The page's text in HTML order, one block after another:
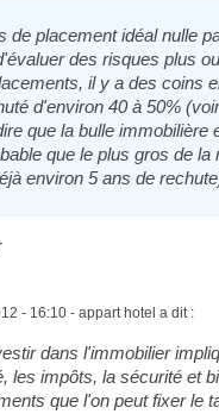
de placement idéal nulle
des risques plus
il y a des coins
d'environ 40 à 50%
que la bulle immobilière
que le plus gros de la
environ 5 ans de
- 16:10- appart hotel a dit :
dans l'immobilier
les impôts, la sécurité et
que l'on peut fixer le